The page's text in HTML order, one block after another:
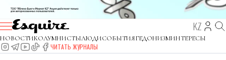
KZ
НОВОСТИКОЛУМНИСТЫЛЮДИСОБЫТИЯГЕДОНИЗМИНТЕРЕСЫ
ЧИТАТЬ ЖУРНАЛЫ